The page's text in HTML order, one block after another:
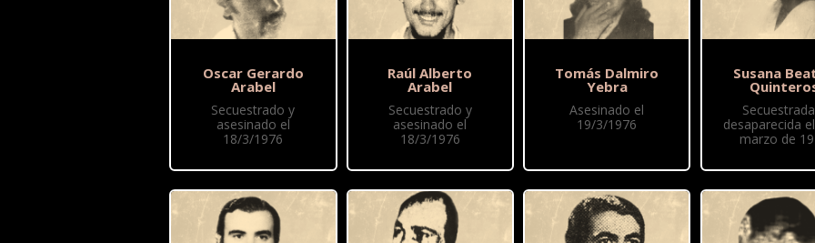
Oscar Gerardo
Arabel
Secuestrado y
asesinado el
18/3/1976
Raúl Alberto
Arabel
Secuestrado y
asesinado el
18/3/1976
Tomás Dalmiro
Yebra
Asesinado el
19/3/1976
Susana
desaparecida
marzo de